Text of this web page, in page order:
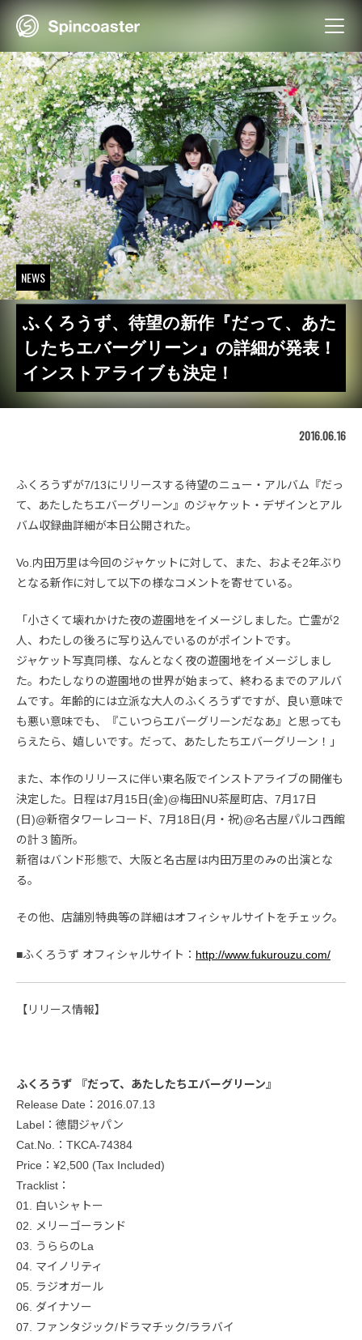
Skip
NEWS
ふくろうず、待望の新作『だって、あた
したちエバーグリーン』の詳細が発表！
インストアライブも決定！
2016.06.16
ふくろうずが7/13にリリースする待望のニュー・アルバム『だっ
て、あたしたちエバーグリーン』のジャケット・デザインとアル
バム収録曲詳細が本日公開された。
Vo.内田万里は今回のジャケットに対して、また、およそ2年ぶり
となる新作に対して以下の様なコメントを寄せている。
「小さくて壊れかけた夜の遊園地をイメージしました。亡霊が2
人、わたしの後ろに写り込んでいるのがポイントです。
ジャケット写真同様、なんとなく夜の遊園地をイメージしまし
た。わたしなりの遊園地の世界が始まって、終わるまでのアルバ
ムです。年齢的には立派な大人のふくろうずですが、良い意味で
も悪い意味でも、『こいつらエバーグリーンだなあ』と思っても
らえたら、嬉しいです。だって、あたしたちエバーグリーン！」
また、本作のリリースに伴い東名阪でインストアライブの開催も
決定した。日程は7月15日(金)@梅田NU茶屋町店、7月17日
(日)@新宿タワーレコード、7月18日(月・祝)@名古屋パルコ西館
の計３箇所。
新宿はバンド形態で、大阪と名古屋は内田万里のみの出演とな
る。
その他、店舗別特典等の詳細はオフィシャルサイトをチェック。
■ふくろうず オフィシャルサイト： http://www.fukurouzu.com/
【リリース情報】
ふくろうず 『だって、あたしたちエバーグリーン』
Release Date：2016.07.13
Label：徳間ジャパン
Cat.No.：TKCA-74384
Price：¥2,500 (Tax Included)
Tracklist：
01. 白いシャトー
02. メリーゴーランド
03. うららのLa
04. マイノリティ
05. ラジオガール
06. ダイナソー
07. ファンタジック/ドラマチック/ララバイ